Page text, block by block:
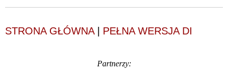
STRONA GŁÓWNA| PEŁNA WERSJA DI
Partnerzy: